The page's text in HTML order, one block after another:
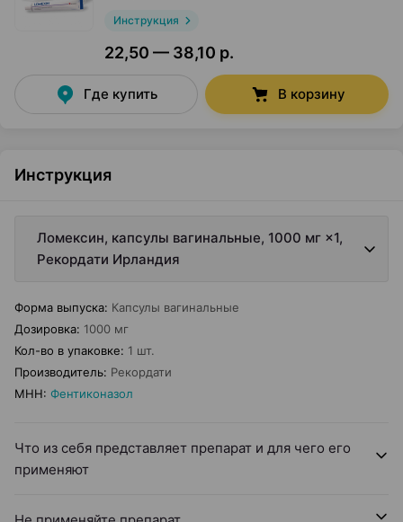
Инструкция
22,50 — 38,10 р.
Где купить В корзину
Инструкция
Ломексин, капсулы вагинальные, 1000 мг ×1,
Рекордати Ирландия
Форма выпуска: Капсулы вагинальные
Дозировка: 1000 мг
Кол-во в упаковке: 1 шт.
Производитель: Рекордати
МНН: Фентиконазол
Что из себя представляет препарат и для чего его
применяют